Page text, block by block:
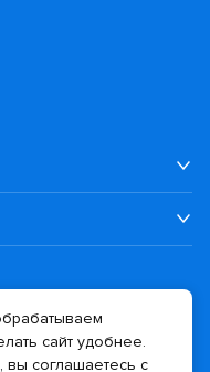
сайта
сайт удобнее.
вы соглашаетесь с